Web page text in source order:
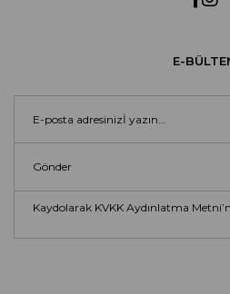
E-
Gönder
Kaydolarak KVKK Aydınlatma